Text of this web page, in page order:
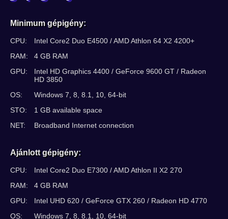
Minimum gépigény:
CPU:
Intel Core2 Duo E4500 / AMD Athlon 64 X2 4200+
RAM:
4 GB RAM
GPU:
Intel HD Graphics 4400 / GeForce 9600 GT / Radeon
HD 3850
OS:
Windows 7, 8, 8.1, 10, 64-bit
STO:
1 GB available space
NET:
Broadband Internet connection
Ajánlott gépigény:
CPU:
Intel Core2 Duo E7300 / AMD Athlon II X2 270
RAM:
4 GB RAM
GPU:
Intel UHD 620 / GeForce GTX 260 / Radeon HD 4770
OS:
Windows 7, 8, 8.1, 10, 64-bit